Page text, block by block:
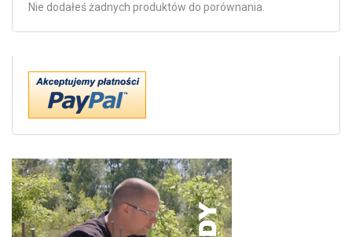
Nie dodałeś żadnych produktów do porównania.